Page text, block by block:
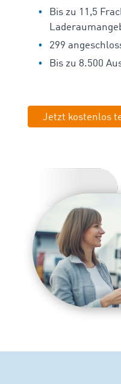
Bis zu 11,5
299
Bis zu 8.500
Jetzt kostenlos